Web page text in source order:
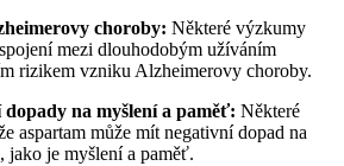
choroby: Některé výzkumy
mezi dlouhodobým užíváním
rizikem vzniku Alzheimerovy choroby.
na myšlení a paměť: Některé
aspartam může mít negativní dopad na
je myšlení a paměť.